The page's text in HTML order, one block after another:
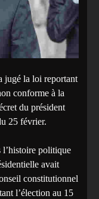
jugé la loi reportant
conforme à la
du président
25 février.
l’histoire politique
avait
constitutionnel
l’élection au 15